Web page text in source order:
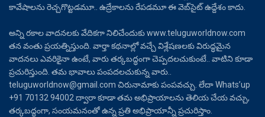
కావేషాలను రెచ్చగొట్టడమూ.. ఉద్రేకాలను రేపడమూ ఈ వెబ్‌సైట్ ఉద్దేశం కాదు.
అన్ని రకాల వాదనలకు వేదికగా నిలిచేందుకు www.teluguworldnow.com
తన వంతు ప్రయత్నిస్తుంది. వార్తా కథనాల్లో వచ్చే విశ్లేషణలకు విరుద్ధమైన
వాదనలు ఎవరికైనా ఉంటే, వారు తర్కబద్ధంగా చెప్పదలచుకుంటే.. వాటిని కూడా
ప్రచురిస్తుంది. తమ భావాలు పంపదలచుకున్న వారు..
teluguworldnow@gmail.com చిరునామాకు పంపవచ్చు. లేదా Whats’up
+91 70132 94002 ద్వారా కూడా తమ అభిప్రాయాలను తెలియ చేయ వచ్చు,
తర్కబద్ధంగా, సంయమనంతో ఉన్న ప్రతి అభిప్రాయాన్నీ ప్రచురిస్తాం.